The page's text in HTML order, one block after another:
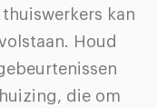
kan
Houd
die om